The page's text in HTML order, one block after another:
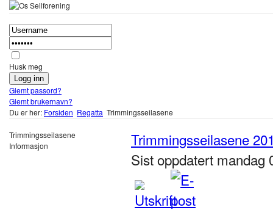
Husk meg
Glemt passord?
Glemt brukernavn?
Du er her: Forsiden Regatta Trimmingsseilasene
Trimmingsseilasene
Informasjon
Trimmingsseilasene
Sist oppdatert mandag